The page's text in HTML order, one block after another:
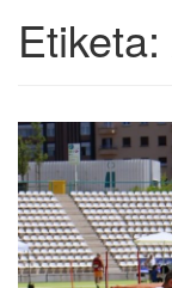
Etiketa: